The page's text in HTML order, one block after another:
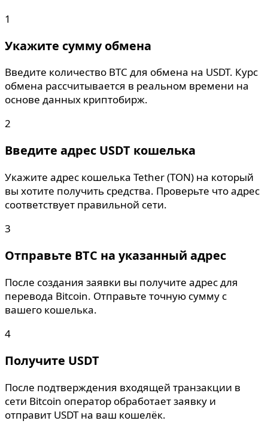
1
Укажите сумму обмена
Введите количество BTC для обмена на USDT. Курс
обмена рассчитывается в реальном времени на
основе данных криптобирж.
2
Введите адрес USDT кошелька
Укажите адрес кошелька Tether (TON) на который
вы хотите получить средства. Проверьте что адрес
соответствует правильной сети.
3
Отправьте BTC на указанный адрес
После создания заявки вы получите адрес для
перевода Bitcoin. Отправьте точную сумму с
вашего кошелька.
4
Получите USDT
После подтверждения входящей транзакции в
сети Bitcoin оператор обработает заявку и
отправит USDT на ваш кошелёк.